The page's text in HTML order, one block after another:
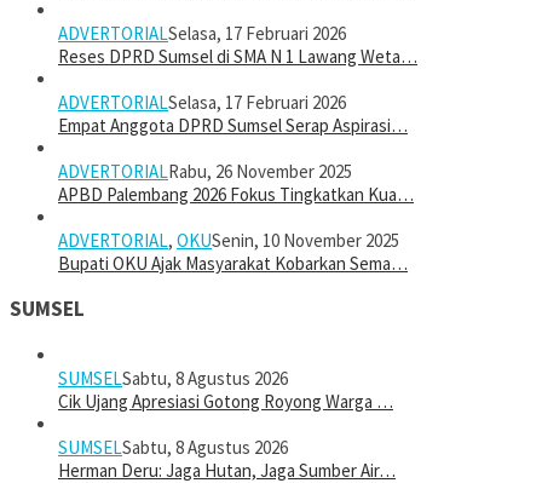
ADVERTORIALSelasa, 17 Februari 2026
Reses DPRD Sumsel di SMA N 1 Lawang Weta…
ADVERTORIALSelasa, 17 Februari 2026
Empat Anggota DPRD Sumsel Serap Aspirasi…
ADVERTORIALRabu, 26 November 2025
APBD Palembang 2026 Fokus Tingkatkan Kua…
ADVERTORIAL, OKUSenin, 10 November 2025
Bupati OKU Ajak Masyarakat Kobarkan Sema…
SUMSEL
SUMSELSabtu, 8 Agustus 2026
Cik Ujang Apresiasi Gotong Royong Warga …
SUMSELSabtu, 8 Agustus 2026
Herman Deru: Jaga Hutan, Jaga Sumber Air…